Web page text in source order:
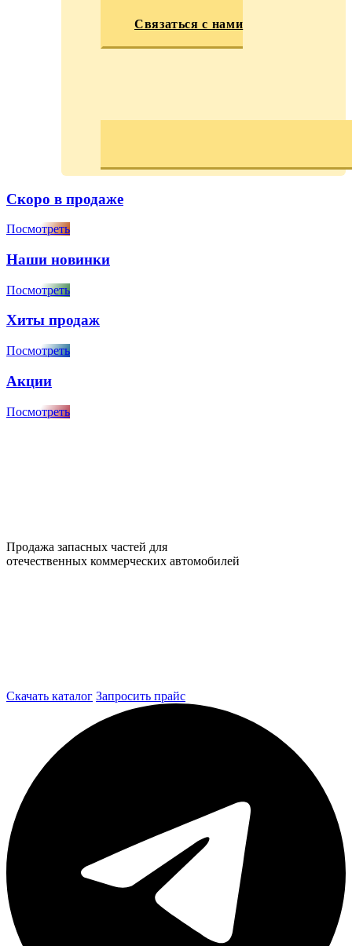
Связаться с нами
Скоро в продаже
Посмотреть
Наши новинки
Посмотреть
Хиты продаж
Посмотреть
Акции
Посмотреть
Продажа запасных частей для
отечественных коммерческих автомобилей
Скачать каталог Запросить прайс